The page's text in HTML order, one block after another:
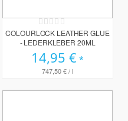
Rating:
0%
COLOURLOCK LEATHER GLUE
- LEDERKLEBER 20ML
14,95 €
747,50 €/ l